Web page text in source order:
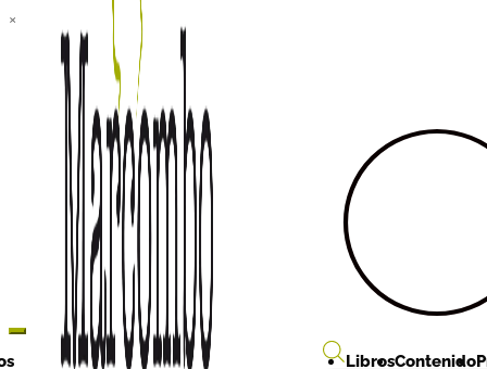
×
LibrosContenido